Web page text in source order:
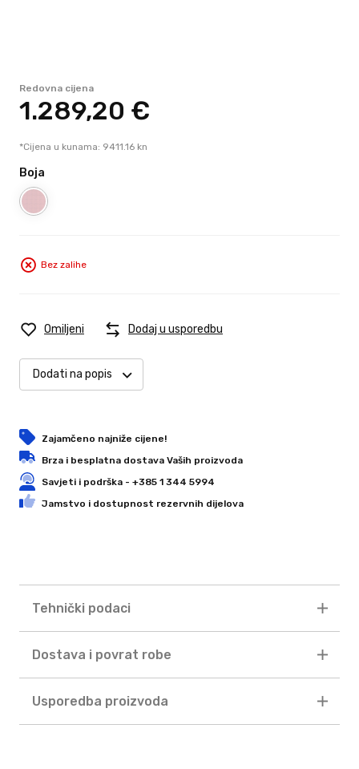
Redovna cijena
1.289,20 €
*Cijena u kunama: 9411.16 kn
Boja
Bez zalihe
Omiljeni Dodaj u usporedbu
Dodati na popis
Zajamčeno najniže cijene!
Brza i besplatna dostava Vaših proizvoda
Savjeti i podrška - +385 1 344 5994
Jamstvo i dostupnost rezervnih dijelova
Tehnički podaci
Dostava i povrat robe
Usporedba proizvoda